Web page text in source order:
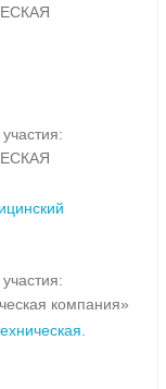
компания»